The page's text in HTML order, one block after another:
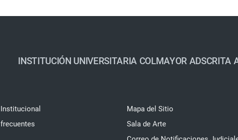
INSTITUCIÓN UNIVERSITARIA COLMAYOR ADSCRITA
Mapa del Sitio
Sala de Arte